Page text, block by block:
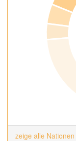
zeige alle Nationen